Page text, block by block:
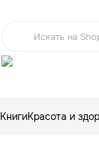
КнигиКрасота и